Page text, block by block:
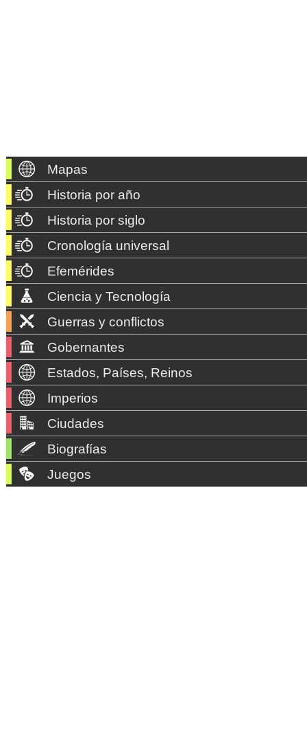
Mapas
Historia por año
Historia por siglo
Cronología universal
Efemérides
Ciencia y Tecnología
Guerras y conflictos
Gobernantes
Estados, Países, Reinos
Imperios
Ciudades
Biografías
Juegos